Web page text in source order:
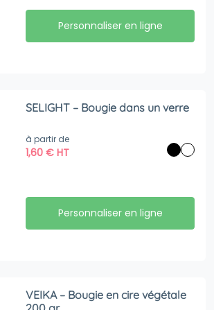
Personnaliser en ligne
SELIGHT – Bougie dans un verre
à partir de
1,60€ HT
Personnaliser en ligne
VEIKA – Bougie en cire végétale